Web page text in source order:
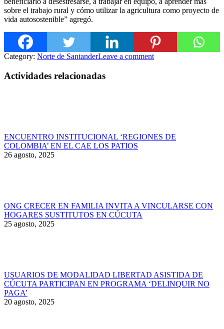
sobre el trabajo rural y cómo utilizar la agricultura como proyecto de
vida autosostenible” agregó.
Category: Norte de SantanderLeave a comment
Actividades relacionadas
ENCUENTRO INSTITUCIONAL ‘REGIONES DE
COLOMBIA’ EN EL CAE LOS PATIOS
26 agosto, 2025
ONG CRECER EN FAMILIA INVITA A VINCULARSE CON
HOGARES SUSTITUTOS EN CÚCUTA
25 agosto, 2025
USUARIOS DE MODALIDAD LIBERTAD ASISTIDA DE
CÚCUTA PARTICIPAN EN PROGRAMA ‘DELINQUIR NO
PAGA’
20 agosto, 2025